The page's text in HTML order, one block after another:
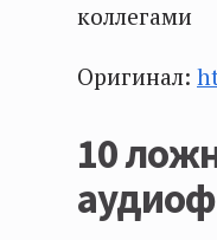
коллегами
Оригинал:
10